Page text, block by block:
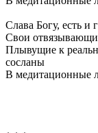
Слава Богу, есть и
Свои
Плывущие к
сосланы
В медитационные